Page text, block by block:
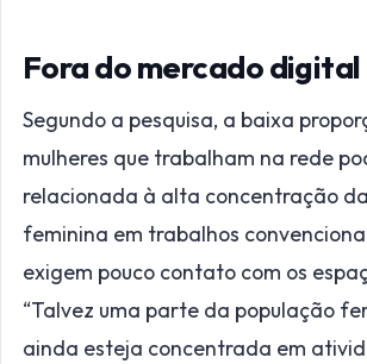
Fora do mercado digital
Segundo a pesquisa, a baixa
mulheres que trabalham na rede
relacionada à alta concentração
feminina em trabalhos
exigem pouco contato com os
“Talvez uma parte da população
ainda esteja concentrada em